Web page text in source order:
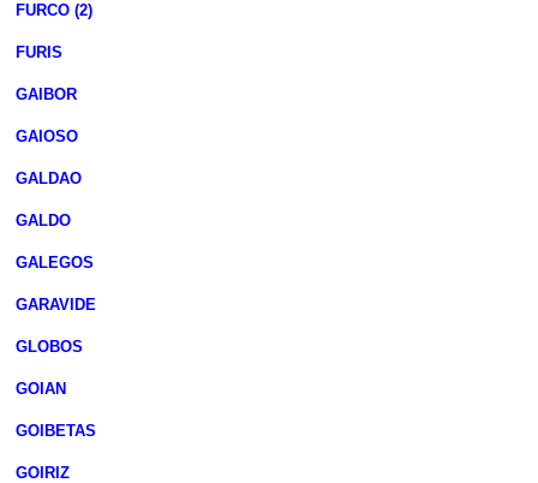
FURCO (2)
FURIS
GAIBOR
GAIOSO
GALDAO
GALDO
GALEGOS
GARAVIDE
GLOBOS
GOIAN
GOIBETAS
GOIRIZ